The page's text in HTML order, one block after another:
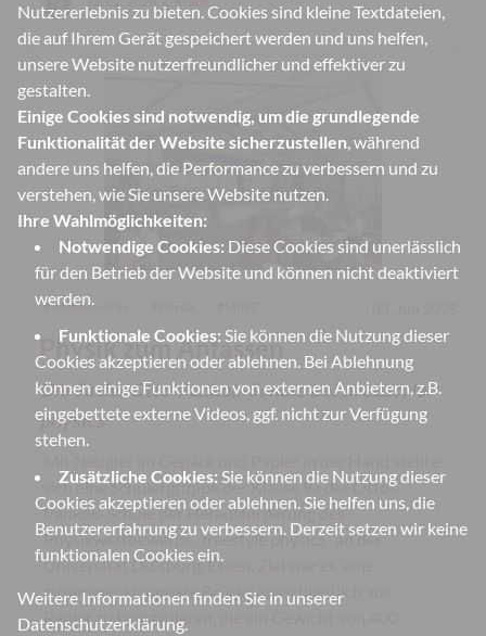
Nutzererlebnis zu bieten. Cookies sind kleine Textdateien,
die auf Ihrem Gerät gespeichert werden und uns helfen,
unsere Website nutzerfreundlicher und effektiver zu
gestalten.
Einige Cookies sind notwendig, um die grundlegende
Funktionalität der Website sicherzustellen, während
andere uns helfen, die Performance zu verbessern und zu
verstehen, wie Sie unsere Website nutzen.
Ihre Wahlmöglichkeiten:
Notwendige Cookies: Diese Cookies sind unerlässlich
für den Betrieb der Website und können nicht deaktiviert
werden.
Funktionale Cookies: Sie können die Nutzung dieser
Cookies akzeptieren oder ablehnen. Bei Ablehnung
können einige Funktionen von externen Anbietern, z.B.
eingebettete externe Videos, ggf. nicht zur Verfügung
stehen.
Zusätzliche Cookies: Sie können die Nutzung dieser
Cookies akzeptieren oder ablehnen. Sie helfen uns, die
Benutzererfahrung zu verbessern. Derzeit setzen wir keine
funktionalen Cookies ein.
Weitere Informationen finden Sie in unserer
Datenschutzerklärung.
#Wettbewerbe
Physik zum Anfassen 🇩🇪
Die 9a der Otto-Pankok-Schule bei „freestyle
physics“
sich eine Schülergruppe der Klasse 9a der Otto-
Pankok-Schule der Herausforderung des
Physikwettbewerbs „freestyle physics“ an der
Universität Duisburg-Essen. Ziel war es, eine
zusammenklappbare Brücke ausschließlich aus
Papier zu konstruieren, die ein Gewicht von 400